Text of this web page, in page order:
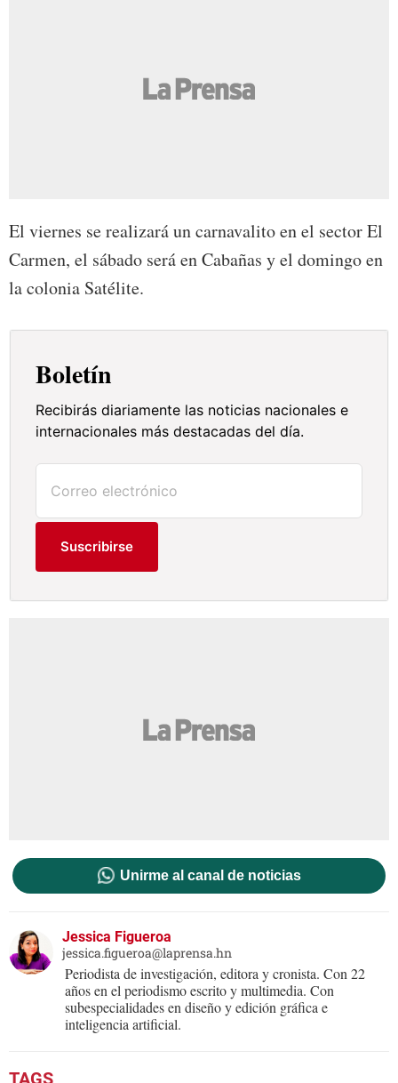
El viernes se realizará un carnavalito en el sector El
Carmen, el sábado será en Cabañas y el domingo en
la colonia Satélite.
Boletín
Recibirás diariamente las noticias nacionales e
internacionales más destacadas del día.
Suscribirse
Unirme al canal de noticias
Jessica Figueroa
jessica.figueroa@laprensa.hn
Periodista de investigación, editora y cronista. Con 22
años en el periodismo escrito y multimedia. Con
subespecialidades en diseño y edición gráfica e
inteligencia artificial.